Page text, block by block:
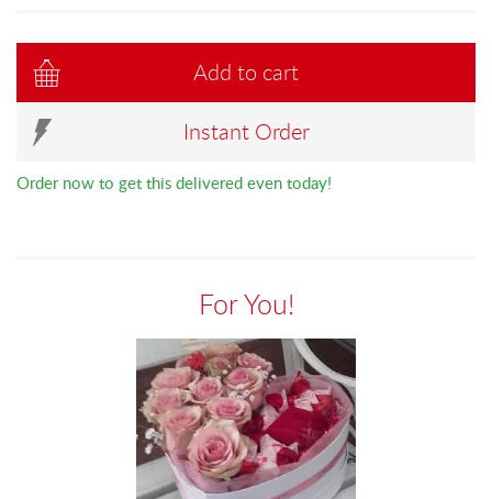
Add to cart
Instant Order
Order now to get this delivered even today!
For You!